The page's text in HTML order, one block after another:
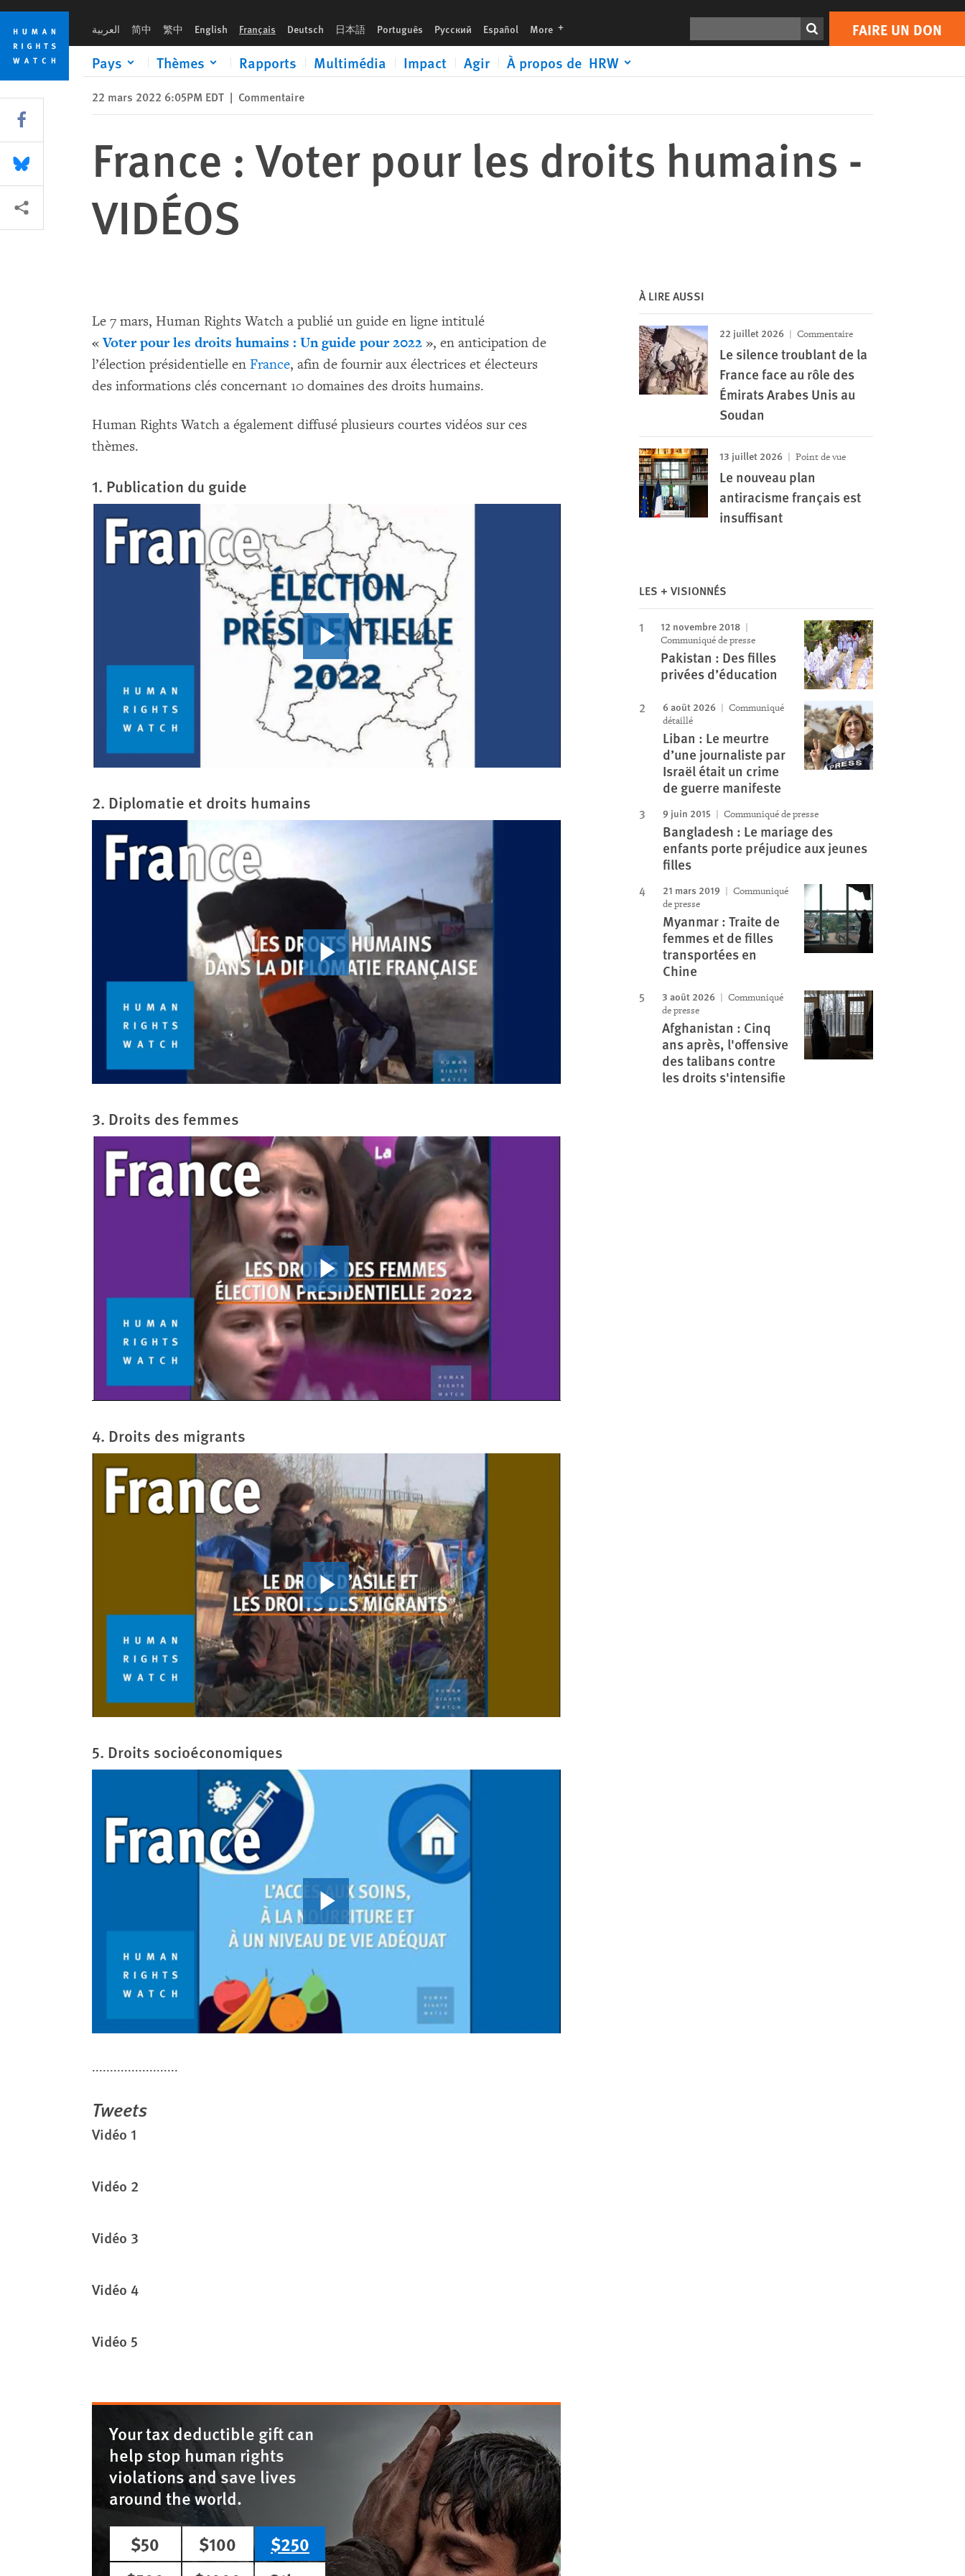
Skip
cookie
privacy
notice
Skip
main
content
العربية 简中 繁中 English Français Deutsch 日本語 Português Русский Español More languages FAIRE UN DON
Pays Thèmes Rapports Multimédia Impact Agir À propos de HRW
Print FAIRE UN DON
22 mars 2022 6:05PM EDT | Commentaire
France : Voter pour les droits humains -
VIDÉOS
Le 7 mars, Human Rights Watch a publié un guide en ligne intitulé
« Voter pour les droits humains : Un guide pour 2022 », en anticipation de
l’élection présidentielle en France, afin de fournir aux électrices et électeurs
des informations clés concernant 10 domaines des droits humains.
Human Rights Watch a également diffusé plusieurs courtes vidéos sur ces
thèmes.
1. Publication du guide
2. Diplomatie et droits humains
3. Droits des femmes
4. Droits des migrants
5. Droits socioéconomiques
........................
Tweets
Vidéo 1
Vidéo 2
Vidéo 3
Vidéo 4
Vidéo 5
Your tax deductible gift can
help stop human rights
violations and save lives
around the world.
$50
$100
$250
À LIRE AUSSI
22 juillet 2026 Commentaire
Le silence troublant de la
France face au rôle des
Émirats Arabes Unis au
Soudan
13 juillet 2026 Point de vue
Le nouveau plan
antiracisme français est
insuffisant
LES + VISIONNÉS
12 novembre 2018
Communiqué de presse
Pakistan : Des filles
privées d’éducation
6 août 2026
Communiqué
détaillé
Liban : Le meurtre
d’une journaliste par
Israël était un crime
de guerre manifeste
9 juin 2015 Communiqué de presse
Bangladesh : Le mariage des
enfants porte préjudice aux jeunes
filles
21 mars 2019
Communiqué
de presse
Myanmar : Traite de
femmes et de filles
transportées en
Chine
3 août 2026
Communiqué
de presse
Afghanistan : Cinq
ans après, l'offensive
des talibans contre
les droits s'intensifie
Share this via Facebook
Share this via Bluesky
Share this via Partagez